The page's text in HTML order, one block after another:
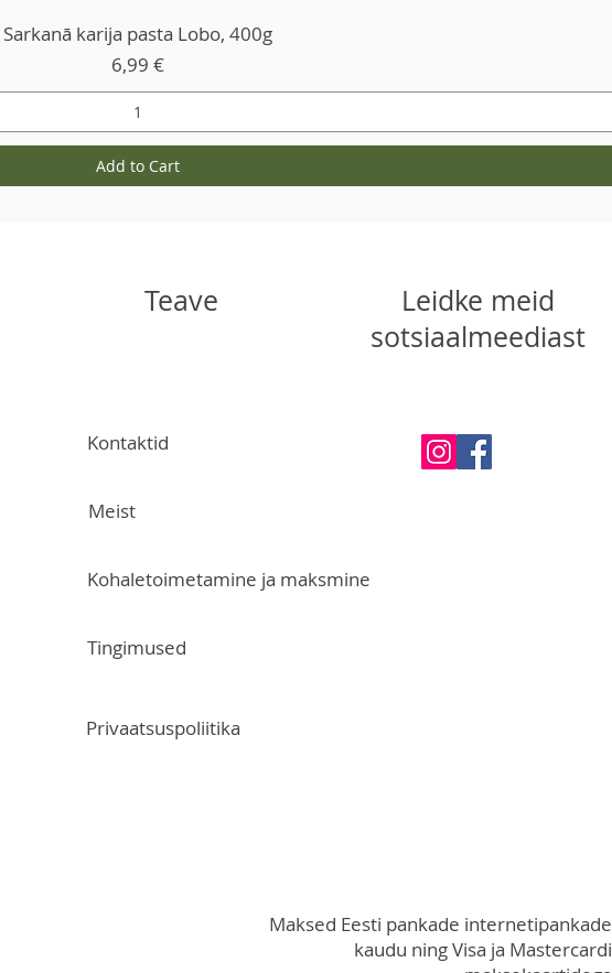
Sarkanā karija pasta Lobo, 400g
Price
6,99 €
Add to Cart
Teave
Leidke meid
sotsiaalmeediast
Kontaktid
Meist
Kohaletoimetamine ja maksmine
Tingimused
Privaatsuspoliitika
Maksed Eesti pankade internetipankade
kaudu ning Visa ja Mastercardi